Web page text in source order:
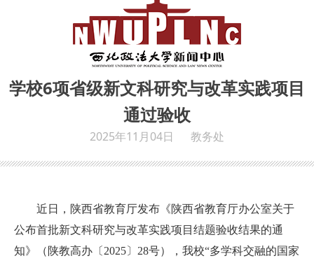
学校6项省级新文科研究与改革实践项目
通过验收
2025年11月04日 教务处
近日，陕西省教育厅发布 《陕西省教育厅办公室关于
公布首批新文科研究与改革实践项目结题验收结果的通
知》（陕教高办〔2025〕28号）， 我校“多学科交融的国家